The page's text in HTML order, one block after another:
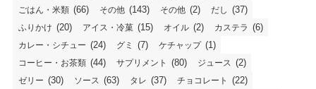
ごはん・米類 (66) その他 (143) その他 (2) だし (37)
ふりかけ (20) アイス・冷菓 (15) オイル (2) カステラ (6)
カレー・シチュー (24) グミ (7) ケチャップ (1)
コーヒー・お茶類 (44) サプリメント (80) ジュース (2)
ゼリー (30) ソース (63) タレ (37) チョコレート (22)